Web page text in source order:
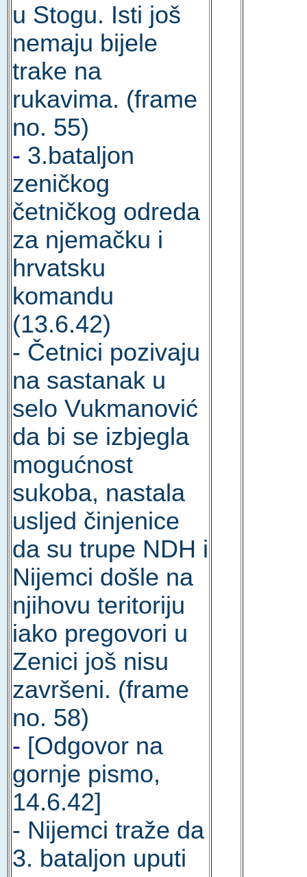
u Stogu. Isti još
nemaju bijele
trake na
rukavima. (frame
no. 55)
- 3.bataljon
zeničkog
četničkog odreda
za njemačku i
hrvatsku
komandu
(13.6.42)
- Četnici pozivaju
na sastanak u
selo Vukmanović
da bi se izbjegla
mogućnost
sukoba, nastala
usljed činjenice
da su trupe NDH i
Nijemci došle na
njihovu teritoriju
iako pregovori u
Zenici još nisu
završeni. (frame
no. 58)
- [Odgovor na
gornje pismo,
14.6.42]
- Nijemci traže da
3. bataljon uputi